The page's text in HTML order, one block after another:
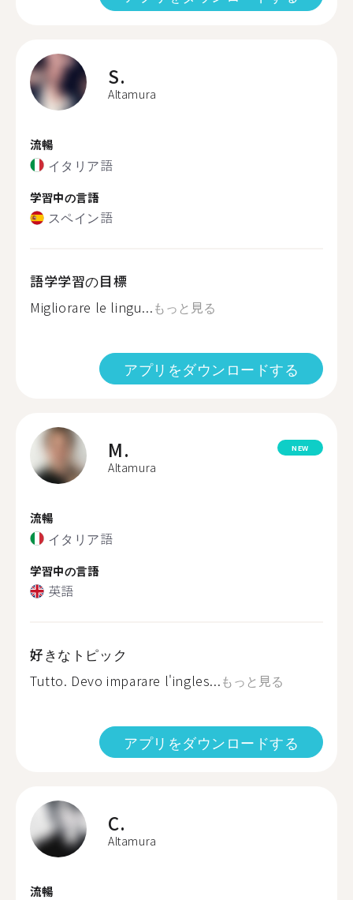
S.
Altamura
流暢
イタリア語
学習中の言語
スペイン語
語学学習の目標
Migliorare le lingu...もっと見る
アプリをダウンロードする
M.
Altamura
NEW
流暢
イタリア語
学習中の言語
英語
好きなトピック
Tutto. Devo imparare l'ingles...もっと見る
アプリをダウンロードする
C.
Altamura
流暢